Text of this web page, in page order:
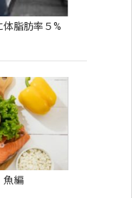
脂肪率５%
魚編